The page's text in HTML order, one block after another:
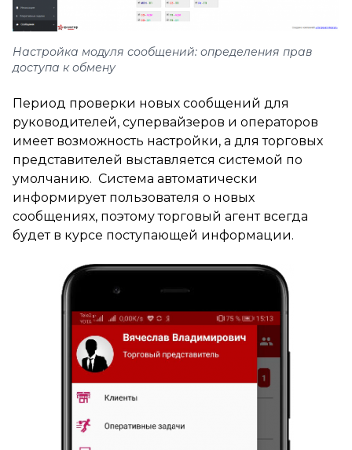
Настройка модуля сообщений: определения прав
доступа к обмену
Период проверки новых сообщений для
руководителей, супервайзеров и операторов
имеет возможность настройки, а для торговых
представителей выставляется системой по
умолчанию. Система автоматически
информирует пользователя о новых
сообщениях, поэтому торговый агент всегда
будет в курсе поступающей информации.